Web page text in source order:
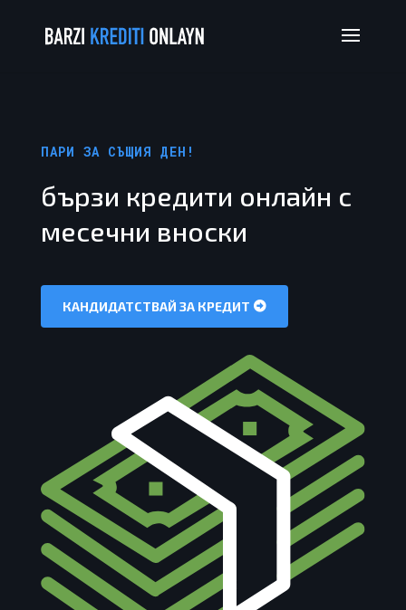
ПАРИ ЗА СЪЩИЯ ДЕН!
бързи кредити онлайн с
месечни вноски
КАНДИДАТСТВАЙ ЗА КРЕДИТ